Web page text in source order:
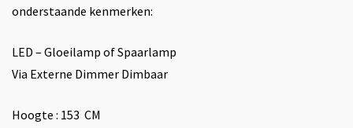
onderstaande kenmerken:
LED – Gloeilamp of Spaarlamp
Via Externe Dimmer Dimbaar
Hoogte : 153 CM